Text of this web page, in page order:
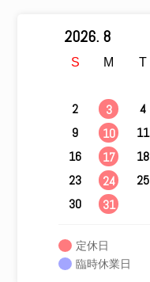
2026. 8
S M T
2
3 4
9
10 11
16
17 18
23
24 25
30
31
定休日
臨時休業日